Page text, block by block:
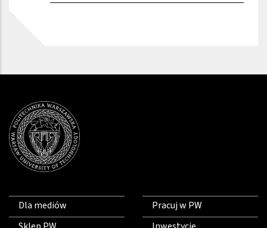
Dla mediów
Pracuj w PW